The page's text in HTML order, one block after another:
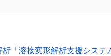
析「溶接変形解析支援システ